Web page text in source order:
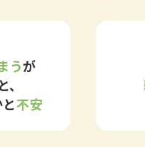
うが
不安